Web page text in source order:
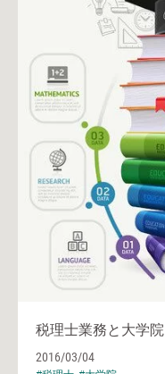
税理士業務と大学院
2016/03/04